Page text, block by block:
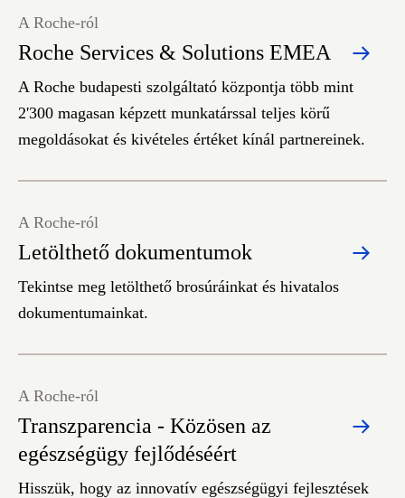
Roche Services & Solutions EMEA
A Roche-ról
A Roche budapesti szolgáltató központja több mint
2'300 magasan képzett munkatárssal teljes körű
megoldásokat és kivételes értéket kínál partnereinek.
Letölthető dokumentumok
A Roche-ról
Tekintse meg letölthető brosúráinkat és hivatalos
dokumentumainkat.
Transzparencia - Közösen az
egészségügy fejlődéséért
A Roche-ról
Hisszük, hogy az innovatív egészségügyi fejlesztések